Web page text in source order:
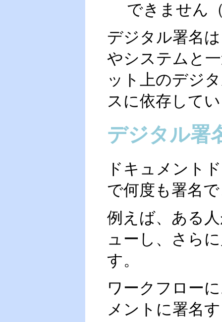
できません
デジタル署名は
やシステムと
ット上のデジ
スに依存して
デジタル署
ドキュメント
で何度も署名
例えば、ある
ューし、さら
す。
ワークフロー
メントに署名